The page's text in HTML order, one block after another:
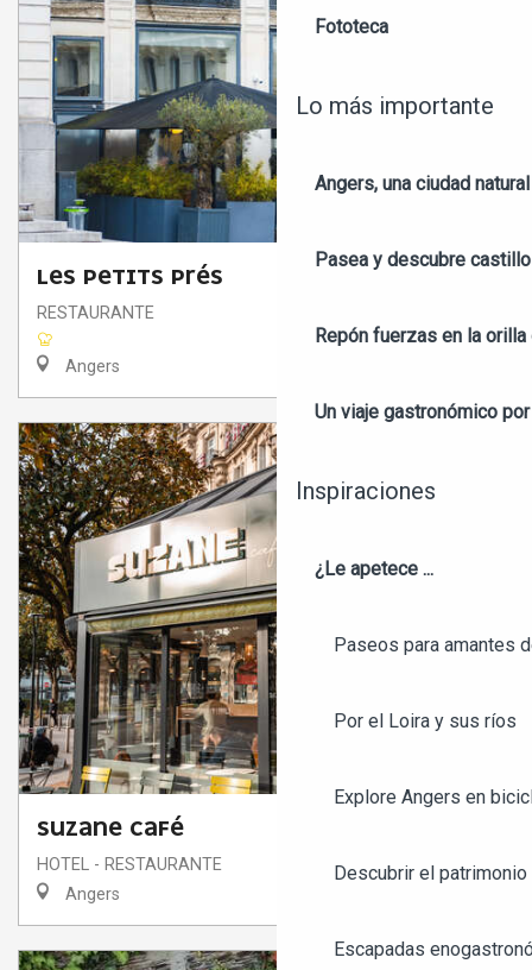
Fototeca
Lo más importante
Angers, una ciudad natural
Pasea y descubre
Repón fuerzas en la orilla
Un viaje gastronómico
Inspiraciones
¿Le apetece ...
Paseos para amantes
Por el Loira y sus ríos
Explore Angers en
Descubrir el
Escapadas
LES PETITS PRÉS
RESTAURANTE
Angers
SUZANE CAFÉ
HOTEL - RESTAURANTE
Angers